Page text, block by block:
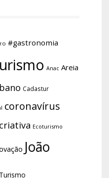
#gastronomia
Anac Areia
Cadastur
coronavírus
Ecoturismo
João